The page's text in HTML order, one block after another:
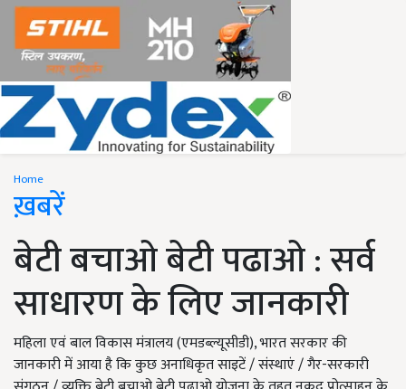
Home
ख़बरें
बेटी बचाओ बेटी पढाओ : सर्व
साधारण के लिए जानकारी
महिला एवं बाल विकास मंत्रालय (एमडब्ल्यूसीडी), भारत सरकार की
जानकारी में आया है कि कुछ अनाधिकृत साइटें / संस्थाएं / गैर-सरकारी